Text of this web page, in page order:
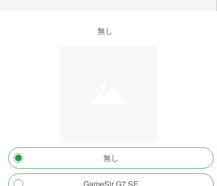
無し
無し